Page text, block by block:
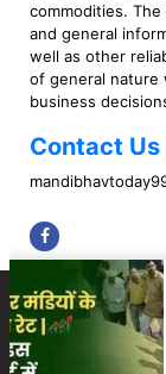
commodities.
and general
well as other
of general nature
business
Contact Us
Copyright © 2023
About Us